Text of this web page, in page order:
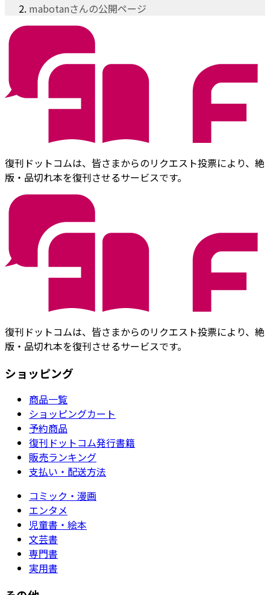
mabotanさんの公開ページ
復刊ドットコムは、皆さまからのリクエスト投票により、絶
版・品切れ本を復刊させるサービスです。
復刊ドットコムは、皆さまからのリクエスト投票により、絶
版・品切れ本を復刊させるサービスです。
ショッピング
商品一覧
ショッピングカート
予約商品
復刊ドットコム発行書籍
販売ランキング
支払い・配送方法
コミック・漫画
エンタメ
児童書・絵本
文芸書
専門書
実用書